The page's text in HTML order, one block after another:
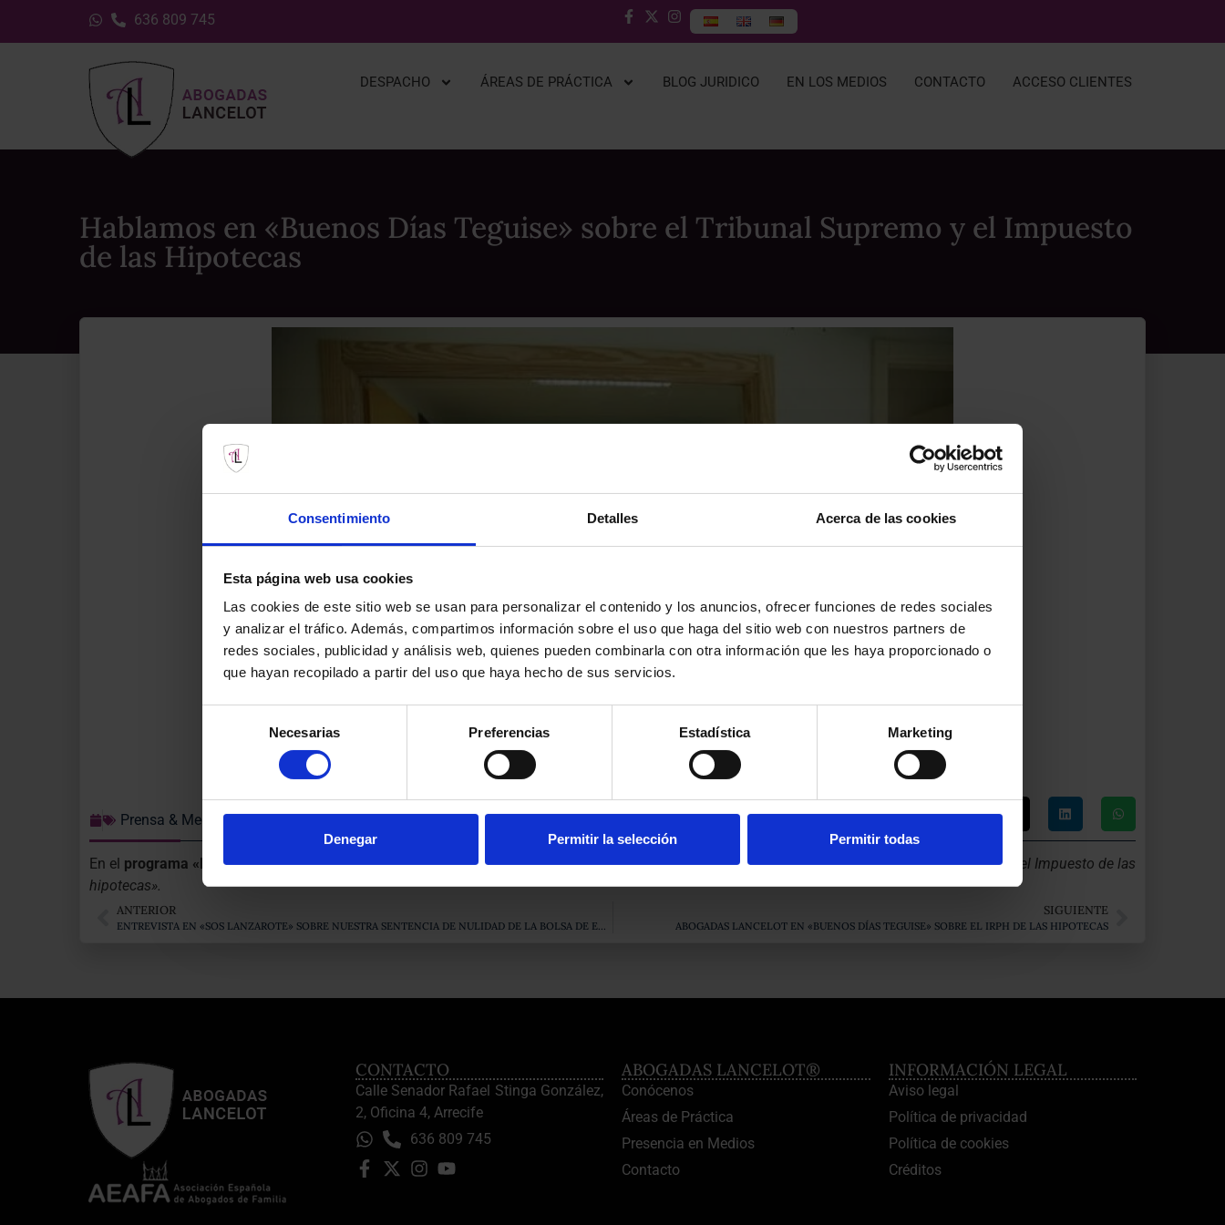
Consentimiento Detalles Acerca de las cookies
Esta página web usa cookies
Las cookies de este sitio web se usan para personalizar el contenido y los anuncios, ofrecer funciones de redes sociales
y analizar el tráfico. Además, compartimos información sobre el uso que haga del sitio web con nuestros partners de
redes sociales, publicidad y análisis web, quienes pueden combinarla con otra información que les haya proporcionado o
que hayan recopilado a partir del uso que haya hecho de sus servicios.
consentimiento
Necesarias Preferencias Estadística Marketing
Denegar Permitir la selección Permitir todas
636 809 745
DESPACHO ÁREAS DE PRÁCTICA BLOG JURIDICO EN LOS MEDIOS CONTACTO ACCESO CLIENTES
Hablamos en «Buenos Días Teguise» sobre el Tribunal Supremo y el Impuesto
de las Hipotecas
Prensa & Medios
En el programa «Buenos días Teguise», dirigido y presentado por Doña Nuria Magrants, nuestra Letrada nos habla sobre:«El Tribunal Supremo y el Impuesto de las
hipotecas».
ANTERIOR
ENTREVISTA EN «SOS LANZAROTE» SOBRE NUESTRA SENTENCIA DE NULIDAD DE LA BOLSA DE EMPLEO DEL AYUNTAMIENTO DE ARRECIFE
SIGUIENTE
ABOGADAS LANCELOT EN «BUENOS DÍAS TEGUISE» SOBRE EL IRPH DE LAS HIPOTECAS
CONTACTO
Calle Senador Rafael Stinga González,
2, Oficina 4, Arrecife
636 809 745
ABOGADAS LANCELOT®
Conócenos
Áreas de Práctica
Presencia en Medios
Contacto
INFORMACIÓN LEGAL
Aviso legal
Política de privacidad
Política de cookies
Créditos